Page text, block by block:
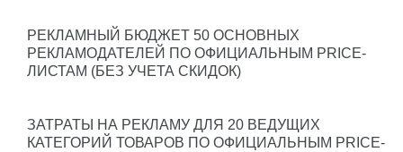
РЕКЛАМНЫЙ БЮДЖЕТ 50 ОСНОВНЫХ
РЕКЛАМОДАТЕЛЕЙ ПО ОФИЦИАЛЬНЫМ PRICE-
ЛИСТАМ (БЕЗ УЧЕТА СКИДОК)
ЗАТРАТЫ НА РЕКЛАМУ ДЛЯ 20 ВЕДУЩИХ
КАТЕГОРИЙ ТОВАРОВ ПО ОФИЦИАЛЬНЫМ PRICE-